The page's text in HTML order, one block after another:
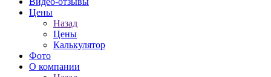
Цены
Назад
Цены
Калькулятор
Фото
О компании